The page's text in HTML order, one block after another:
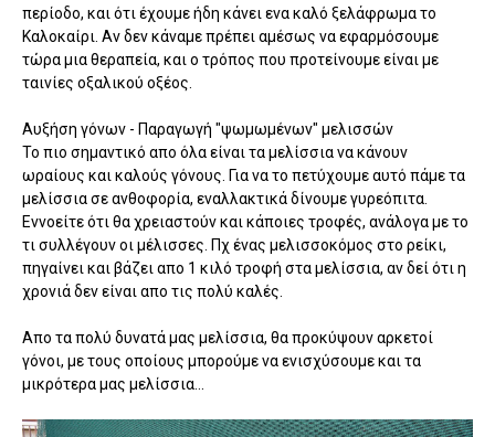
περίοδο, και ότι έχουμε ήδη κάνει ενα καλό ξελάφρωμα το
Καλοκαίρι. Αν δεν κάναμε πρέπει αμέσως να εφαρμόσουμε
τώρα μια θεραπεία, και ο τρόπος που προτείνουμε είναι με
ταινίες οξαλικού οξέος.
Αυξήση γόνων - Παραγωγή "ψωμωμένων" μελισσών
Το πιο σημαντικό απο όλα είναι τα μελίσσια να κάνουν
ωραίους και καλούς γόνους. Για να το πετύχουμε αυτό πάμε τα
μελίσσια σε ανθοφορία, εναλλακτικά δίνουμε γυρεόπιτα.
Εννοείτε ότι θα χρειαστούν και κάποιες τροφές, ανάλογα με το
τι συλλέγουν οι μέλισσες. Πχ ένας μελισσοκόμος στο ρείκι,
πηγαίνει και βάζει απο 1 κιλό τροφή στα μελίσσια, αν δεί ότι η
χρονιά δεν είναι απο τις πολύ καλές.
Απο τα πολύ δυνατά μας μελίσσια, θα προκύψουν αρκετοί
γόνοι, με τους οποίους μπορούμε να ενισχύσουμε και τα
μικρότερα μας μελίσσια...